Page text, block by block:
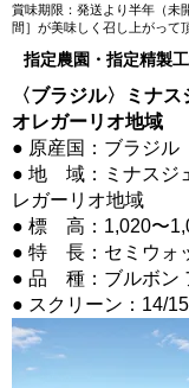
賞味期限：発送より半年（未
間］が美味しく召し上がって
指定農園・指定精製
〈ブラジル〉ミナ
オレガーリオ地域
● 原産国：ブラジル
● 地 域：ミナスジ
レガーリオ地域
● 標 高：1,020〜
● 特 長：セミウォ
● 品 種：ブルボン
● スクリーン：14/